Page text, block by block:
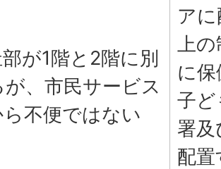
が1階と2階に別
、市民サービス
不便ではない
ア
上
に
子ど
署
配